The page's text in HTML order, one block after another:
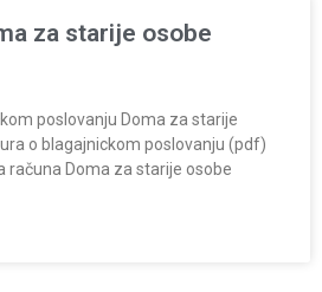
za starije osobe
poslovanju Doma za starije
o blagajnickom poslovanju (pdf)
računa Doma za starije osobe